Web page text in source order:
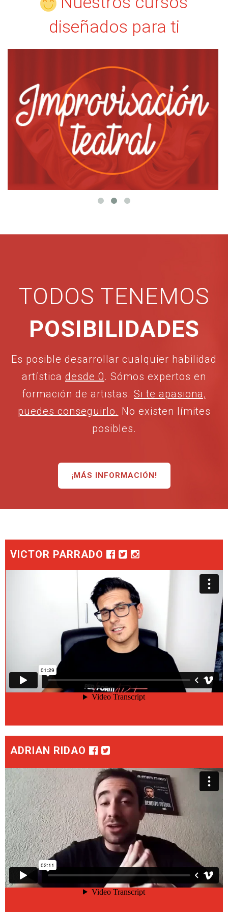
diseñados para ti
TODOS TENEMOS
POSIBILIDADES
Es posible desarrollar cualquier habilidad
artística desde 0. Sómos expertos en
formación de artistas. Si te apasiona,
puedes conseguirlo. No existen límites
posibles.
¡MÁS INFORMACIÓN!
VICTOR PARRADO
ADRIAN RIDAO